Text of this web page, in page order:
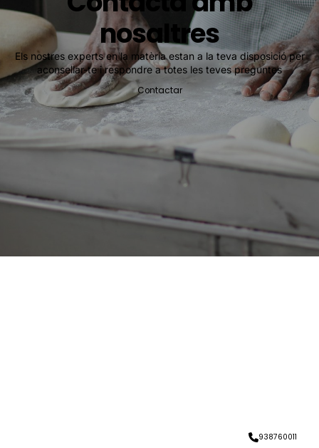
938760011
nosaltres
Els nostres experts en la matèria estan a la teva disposició per
aconsellar-te i respondre a totes les teves preguntes
Contactar